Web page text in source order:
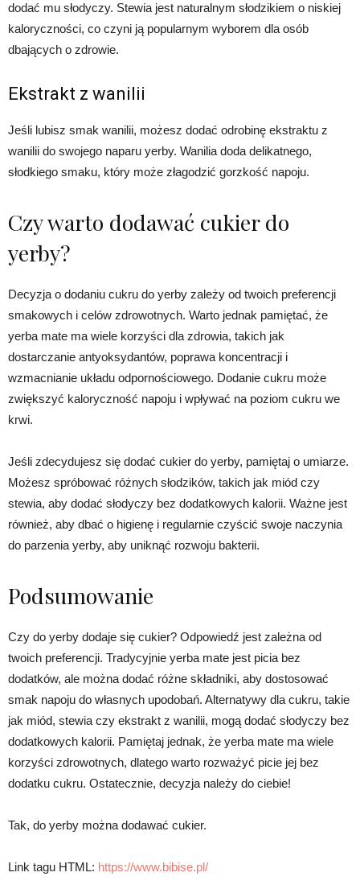
dodać mu słodyczy. Stewia jest naturalnym słodzikiem o niskiej
kaloryczności, co czyni ją popularnym wyborem dla osób
dbających o zdrowie.
Ekstrakt z wanilii
Jeśli lubisz smak wanilii, możesz dodać odrobinę ekstraktu z
wanilii do swojego naparu yerby. Wanilia doda delikatnego,
słodkiego smaku, który może złagodzić gorzkość napoju.
Czy warto dodawać cukier do
yerby?
Decyzja o dodaniu cukru do yerby zależy od twoich preferencji
smakowych i celów zdrowotnych. Warto jednak pamiętać, że
yerba mate ma wiele korzyści dla zdrowia, takich jak
dostarczanie antyoksydantów, poprawa koncentracji i
wzmacnianie układu odpornościowego. Dodanie cukru może
zwiększyć kaloryczność napoju i wpływać na poziom cukru we
krwi.
Jeśli zdecydujesz się dodać cukier do yerby, pamiętaj o umiarze.
Możesz spróbować różnych słodzików, takich jak miód czy
stewia, aby dodać słodyczy bez dodatkowych kalorii. Ważne jest
również, aby dbać o higienę i regularnie czyścić swoje naczynia
do parzenia yerby, aby uniknąć rozwoju bakterii.
Podsumowanie
Czy do yerby dodaje się cukier? Odpowiedź jest zależna od
twoich preferencji. Tradycyjnie yerba mate jest picia bez
dodatków, ale można dodać różne składniki, aby dostosować
smak napoju do własnych upodobań. Alternatywy dla cukru, takie
jak miód, stewia czy ekstrakt z wanilii, mogą dodać słodyczy bez
dodatkowych kalorii. Pamiętaj jednak, że yerba mate ma wiele
korzyści zdrowotnych, dlatego warto rozważyć picie jej bez
dodatku cukru. Ostatecznie, decyzja należy do ciebie!
Tak, do yerby można dodawać cukier.
Link tagu HTML: https://www.bibise.pl/